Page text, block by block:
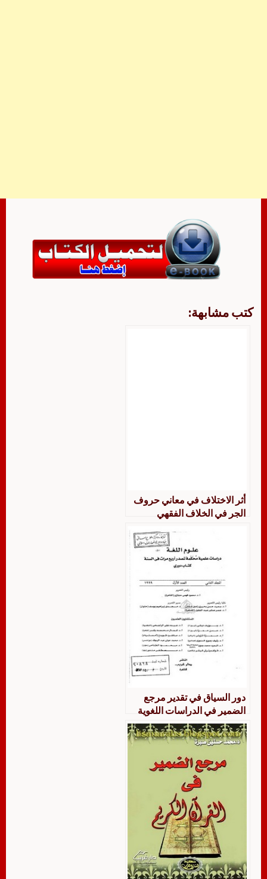
كتب مشابهة:
أثر الاختلاف في معاني حروف
الجر في الخلاف الفقهي
دور السياق في تقدير مرجع
الضمير في الدراسات اللغوية
والقرآنية